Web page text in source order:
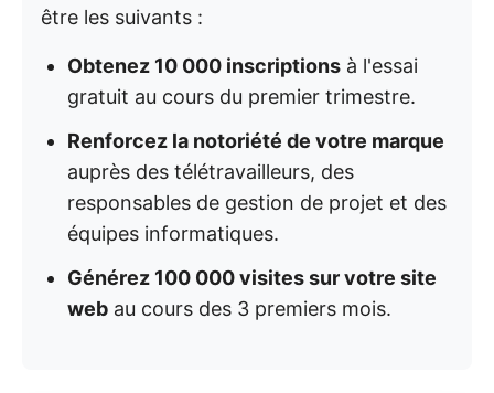
être les suivants :
Obtenez 10 000 inscriptions à l'essai
gratuit au cours du premier trimestre.
Renforcez la notoriété de votre marque
auprès des télétravailleurs, des
responsables de gestion de projet et des
équipes informatiques.
Générez 100 000 visites sur votre site
web au cours des 3 premiers mois.